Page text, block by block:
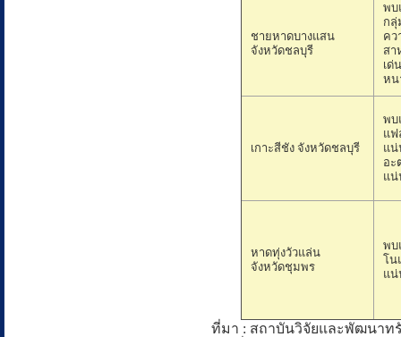
ชายหาดบางแสน
จังหวัดชลบุรี
พบ
กลุ่
คว
สา
เด่
หน
เกาะสีชัง จังหวัดชลบุรี
พบ
แฟ
แน่
อ
แน่
หาดทุ่งวัวแล่น
จังหวัดชุมพร
พบ
โน
แน่
ที่มา : สถาบันวิจัยและพัฒนาทรั